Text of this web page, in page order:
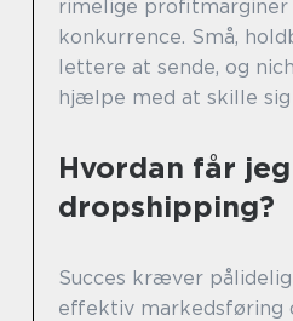
rimelige profitmarginer
konkurrence. Små,
lettere at sende, og
hjælpe med at skille sig
Hvordan får
dropshipping?
Succes kræver
effektiv markedsføring